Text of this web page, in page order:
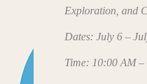
Exploration, and
Dates: July 6 –
Time: 10:00 AM